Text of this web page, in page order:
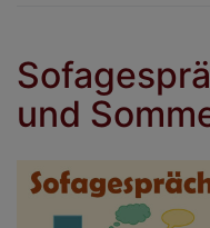
und